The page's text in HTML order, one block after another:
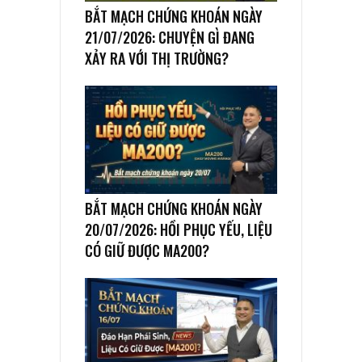
BẮT MẠCH CHỨNG KHOÁN NGÀY
21/07/2026: CHUYỆN GÌ ĐANG
XẢY RA VỚI THỊ TRƯỜNG?
BẮT MẠCH CHỨNG KHOÁN NGÀY
20/07/2026: HỒI PHỤC YẾU, LIỆU
CÓ GIỮ ĐƯỢC MA200?